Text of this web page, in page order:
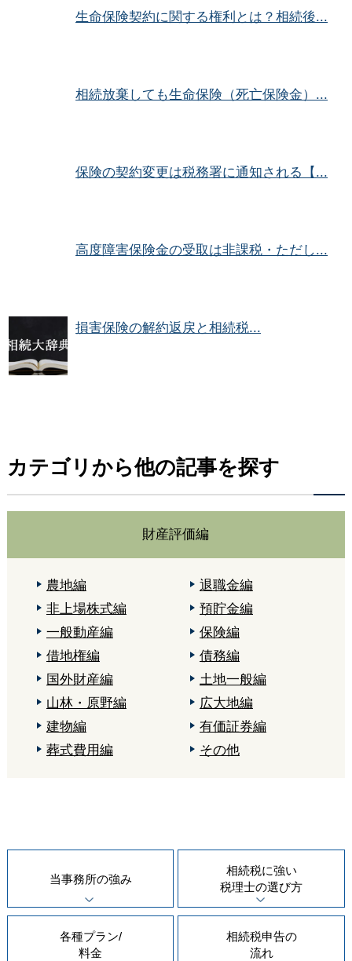
生命保険契約に関する権利とは？相続後...
相続放棄しても生命保険（死亡保険金）...
保険の契約変更は税務署に通知される【...
高度障害保険金の受取は非課税・ただし...
損害保険の解約返戻と相続税...
カテゴリから他の記事を探す
財産評価編
農地編
退職金編
非上場株式編
預貯金編
一般動産編
保険編
借地権編
債務編
国外財産編
土地一般編
山林・原野編
広大地編
建物編
有価証券編
葬式費用編
その他
当事務所の強み
相続税に強い
税理士の選び方
各種プラン/
料金
相続税申告の
流れ